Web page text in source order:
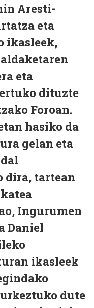
Aresti-
eta
ikasleek,
eta
dituzte
Foroan.
hasiko da
gelan eta
dira, tartean
Ingurumen
Daniel
ikasleek
dute